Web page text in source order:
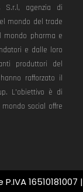
S.r.l, agenzia di
mondo del trade
mondo pharma e
e dalle loro
produttori del
rafforzato il
L’obiettivo è di
social offre
P.IVA 16510181007 |